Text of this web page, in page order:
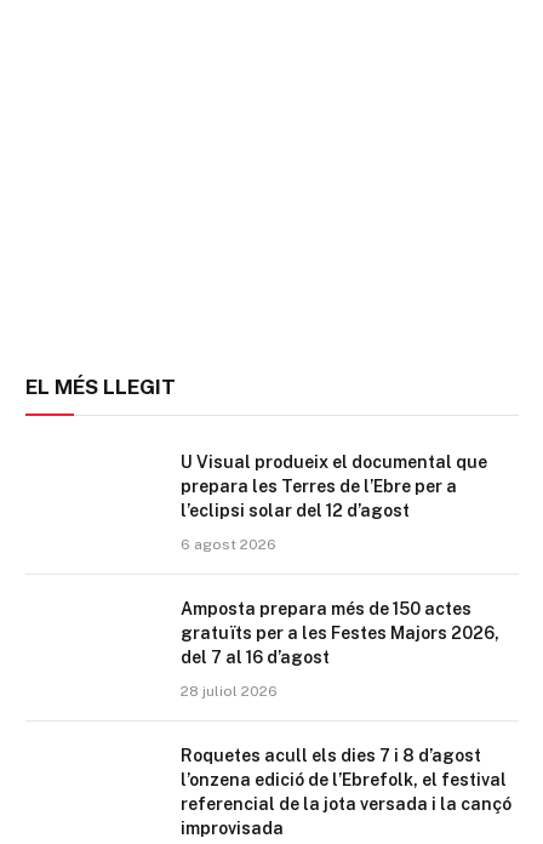
EL MÉS LLEGIT
U Visual produeix el documental que
prepara les Terres de l’Ebre per a
l’eclipsi solar del 12 d’agost
6 agost 2026
Amposta prepara més de 150 actes
gratuïts per a les Festes Majors 2026,
del 7 al 16 d’agost
28 juliol 2026
Roquetes acull els dies 7 i 8 d’agost
l’onzena edició de l’Ebrefolk, el festival
referencial de la jota versada i la cançó
improvisada